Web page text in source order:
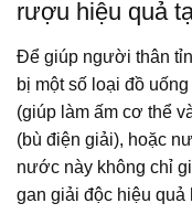
rượu hiệu quả
Để giúp người thân
bị một số loại đồ
(giúp làm ấm cơ thể
(bù điện giải), hoặc
nước này không chỉ
gan giải độc hiệu